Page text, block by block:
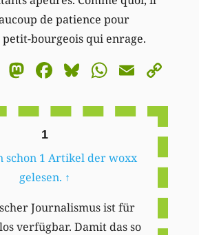
de patience pour
bourgeois qui enrage.
Mastodon
Facebook
BlueskyEmail
1
schon 1 Artikel der woxx
gelesen. ↑
Journalismus ist für
verfügbar. Damit das so